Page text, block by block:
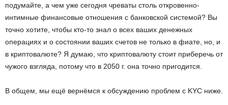
подумайте, а чем уже сегодня чреваты столь откровенно-
интимные финансовые отношения с банковской системой? Вы
точно хотите, чтобы кто-то знал о всех ваших денежных
операциях и о состоянии ваших счетов не только в фиате, но, и
в криптовалюте? Я думаю, что криптовалюту стоит приберечь от
чужого взгляда, потому что в 2050 г. она точно пригодится.
В общем, мы ещё вернёмся к обсуждению проблем с KYC ниже.